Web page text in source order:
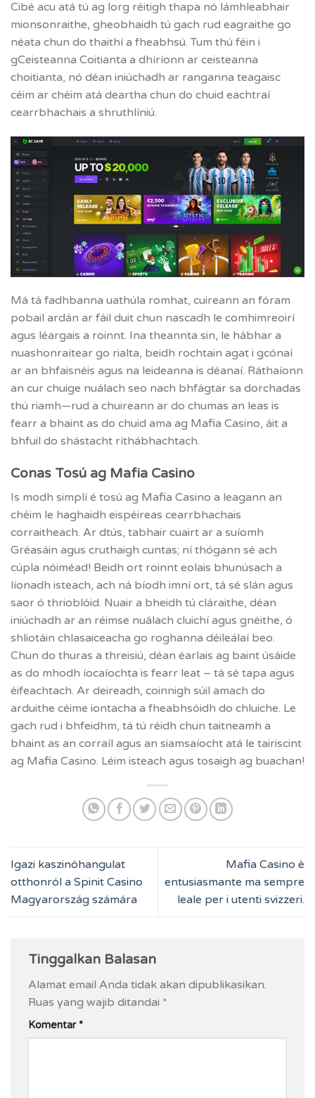
Cibé acu atá tú ag lorg réitigh thapa nó lámhleabhair
mionsonraithe, gheobhaidh tú gach rud eagraithe go
néata chun do thaithí a fheabhsú. Tum thú féin i
gCeisteanna Coitianta a dhíríonn ar ceisteanna
choitianta, nó déan iniúchadh ar ranganna teagaisc
céim ar chéim atá deartha chun do chuid eachtraí
cearrbhachais a shruthlíniú.
Má tá fadhbanna uathúla romhat, cuireann an fóram
pobail ardán ar fáil duit chun nascadh le comhimreoirí
agus léargais a roinnt. Ina theannta sin, le hábhar a
nuashonraítear go rialta, beidh rochtain agat i gcónaí
ar an bhfaisnéis agus na leideanna is déanaí. Ráthaíonn
an cur chuige nuálach seo nach bhfágtar sa dorchadas
thú riamh—rud a chuireann ar do chumas an leas is
fearr a bhaint as do chuid ama ag Mafia Casino, áit a
bhfuil do shástacht ríthábhachtach.
Conas Tosú ag Mafia Casino
Is modh simplí é tosú ag Mafia Casino a leagann an
chéim le haghaidh eispéireas cearrbhachais
corraitheach. Ar dtús, tabhair cuairt ar a suíomh
Gréasáin agus cruthaigh cuntas; ní thógann sé ach
cúpla nóiméad! Beidh ort roinnt eolais bhunúsach a
líonadh isteach, ach ná bíodh imní ort, tá sé slán agus
saor ó thrioblóid. Nuair a bheidh tú cláraithe, déan
iniúchadh ar an réimse nuálach cluichí agus gnéithe, ó
shliotáin chlasaiceacha go roghanna déileálaí beo.
Chun do thuras a threisiú, déan éarlais ag baint úsáide
as do mhodh íocaíochta is fearr leat – tá sé tapa agus
éifeachtach. Ar deireadh, coinnigh súil amach do
arduithe céime iontacha a fheabhsóidh do chluiche. Le
gach rud i bhfeidhm, tá tú réidh chun taitneamh a
bhaint as an corraíl agus an siamsaíocht atá le tairiscint
ag Mafia Casino. Léim isteach agus tosaigh ag buachan!
Igazi kaszinóhangulat
otthonról a Spinit Casino
Magyarország számára
Mafia Casino è
entusiasmante ma sempre
leale per i utenti svizzeri.
Tinggalkan Balasan
Alamat email Anda tidak akan dipublikasikan.
Ruas yang wajib ditandai *
Komentar *